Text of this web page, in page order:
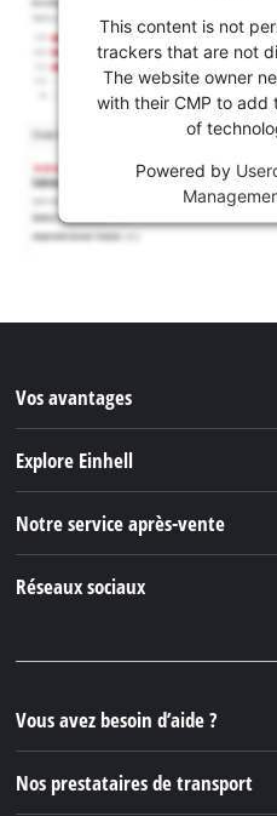
This content is not
trackers that are not
The website owner
with their CMP to add
of
Powered by
Vos avantages
Explore Einhell
Einhell Germany AG
Notre service après-vente
Réseaux sociaux
Instagram
TikTok
Pinterest
Vous avez besoin d’aide ?
Nos prestataires de transport